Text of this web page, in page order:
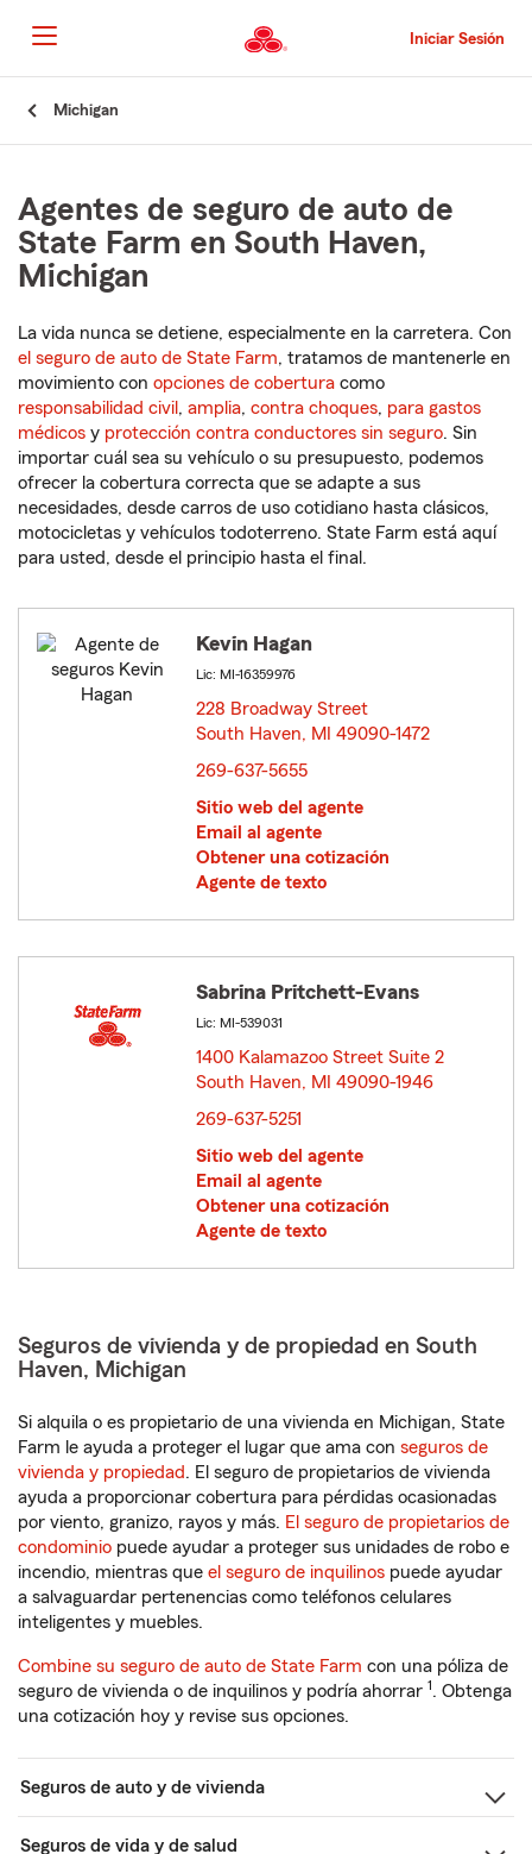
al
contenido
principal
Iniciar Sesión
Michigan
Agentes de seguro de auto de
State Farm en South Haven,
Michigan
La vida nunca se detiene, especialmente en la carretera. Con
el seguro de auto de State Farm, tratamos de mantenerle en
movimiento con opciones de cobertura como
responsabilidad civil , amplia, contra choques, para gastos
médicos y protección contra conductores sin seguro. Sin
importar cuál sea su vehículo o su presupuesto, podemos
ofrecer la cobertura correcta que se adapte a sus
necesidades, desde carros de uso cotidiano hasta clásicos,
motocicletas y vehículos todoterreno. State Farm está aquí
para usted, desde el principio hasta el final.
Kevin Hagan
Lic: MI-16359976
228 Broadway Street
South Haven, MI 49090-1472
269-637-5655
Sitio web del agente
Email al agente
Obtener una cotización
Agente de texto
Sabrina Pritchett-Evans
Lic: MI-539031
1400 Kalamazoo Street Suite 2
South Haven, MI 49090-1946
269-637-5251
Sitio web del agente
Email al agente
Obtener una cotización
Agente de texto
Seguros de vivienda y de propiedad en South
Haven, Michigan
Si alquila o es propietario de una vivienda en Michigan, State
Farm le ayuda a proteger el lugar que ama con seguros de
vivienda y propiedad. El seguro de propietarios de vivienda
ayuda a proporcionar cobertura para pérdidas ocasionadas
por viento, granizo, rayos y más. El seguro de propietarios de
condominio puede ayudar a proteger sus unidades de robo e
incendio, mientras que el seguro de inquilinos puede ayudar
a salvaguardar pertenencias como teléfonos celulares
inteligentes y muebles.
Combine su seguro de auto de State Farm con una póliza de
seguro de vivienda o de inquilinos y podría ahorrar 1. Obtenga
una cotización hoy y revise sus opciones.
Seguros de auto y de vivienda
Seguros de vida y de salud